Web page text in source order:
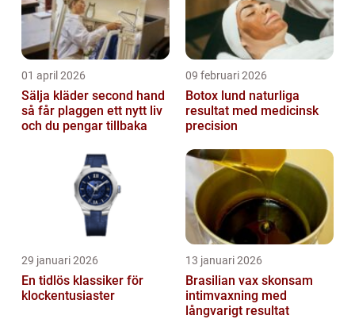
01 april 2026
Sälja kläder second hand
så får plaggen ett nytt liv
och du pengar tillbaka
09 februari 2026
Botox lund naturliga
resultat med medicinsk
precision
29 januari 2026
En tidlös klassiker för
klockentusiaster
13 januari 2026
Brasilian vax skonsam
intimvaxning med
långvarigt resultat